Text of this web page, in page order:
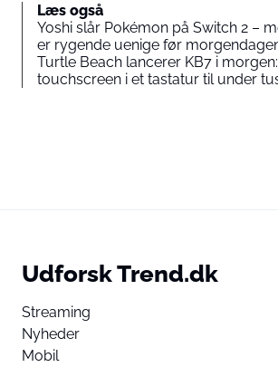
Læs også
Yoshi slår Pokémon på Switch 2 –
er rygende uenige før
Turtle Beach lancerer KB7 i
touchscreen i et tastatur til under
Udforsk Trend.dk
Streaming
Nyheder
Mobil